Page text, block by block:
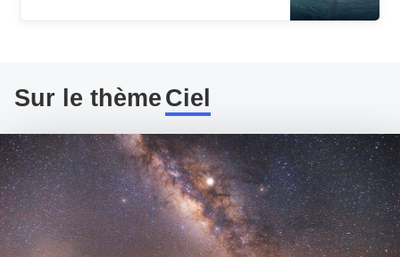
Sur le thème Ciel